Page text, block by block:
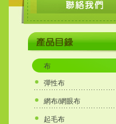
布
彈性布
網布/網眼布
起毛布